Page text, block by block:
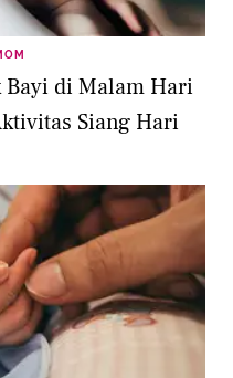
Bayi di Malam Hari
Siang Hari